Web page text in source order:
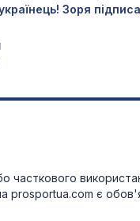
Зоря
часткового
prosportua.com є